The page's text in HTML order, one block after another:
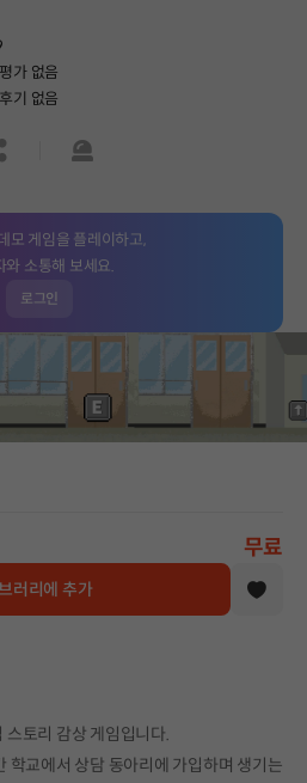
가 없음
기 없음
유하기신고하기
모 게임을 플레이하고,
와 소통해 보세요.
로그인
무료
러리에 추가
토리 감상 게임입니다.
학교에서 상담 동아리에 가입하며 생기는